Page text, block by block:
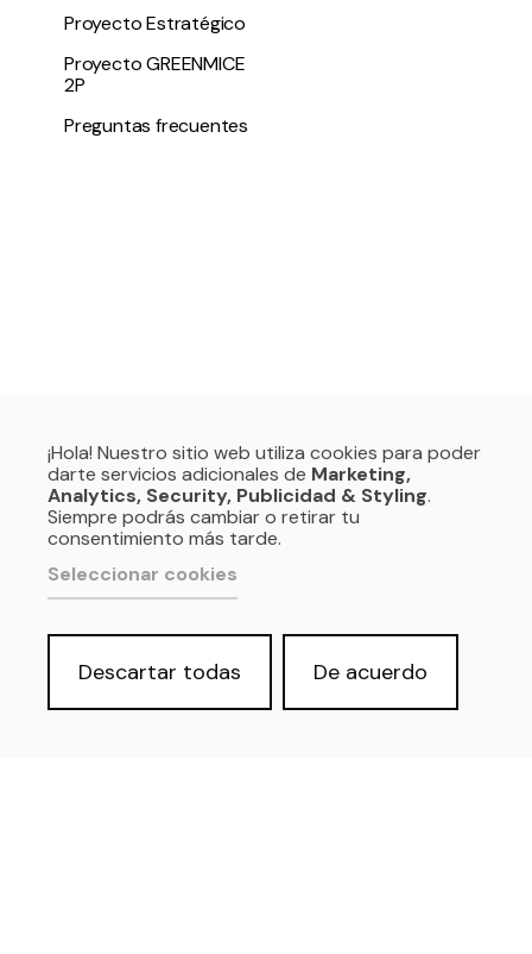
Proyecto Estratégico
Proyecto GREENMICE
2P
Preguntas frecuentes
¡Hola! Nuestro sitio web utiliza cookies para poder
darte servicios adicionales de Marketing,
Analytics, Security, Publicidad & Styling.
Siempre podrás cambiar o retirar tu
consentimiento más tarde.
Seleccionar cookies
Descartar todas De acuerdo